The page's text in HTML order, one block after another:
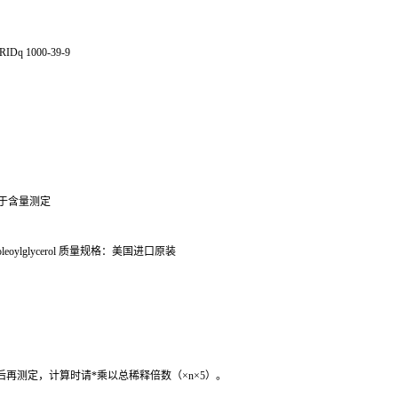
1000-39-9
含量测定
质量规格：美国进口原装
再测定，计算时请*乘以总稀释倍数（×n×5）。